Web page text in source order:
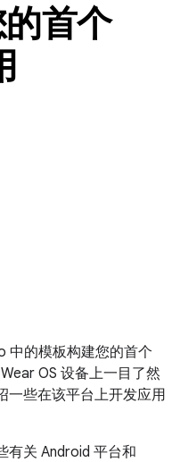
首个
中的模板构建您的首个
OS 设备上一目了然
一些在该平台上开发应用
有关 Android 平台和